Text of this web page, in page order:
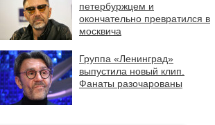
петербуржцем и
окончательно превратился в
москвича
Группа «Ленинград»
выпустила новый клип.
Фанаты разочарованы